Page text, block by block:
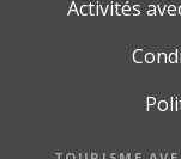
Activités